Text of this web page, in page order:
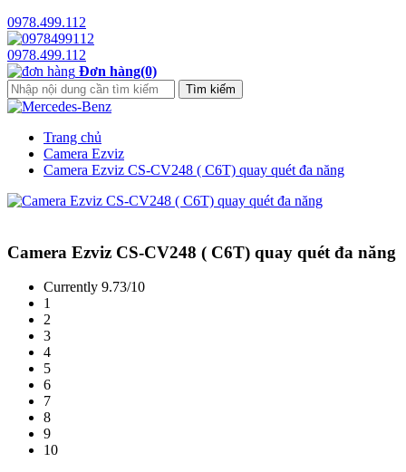
0978.499.112
0978.499.112
Đơn hàng(0)
Trang chủ
Camera Ezviz
Camera Ezviz CS-CV248 ( C6T) quay quét đa năng
Camera Ezviz CS-CV248 ( C6T) quay quét đa năng
Currently 9.73/10
1
2
3
4
5
6
7
8
9
10